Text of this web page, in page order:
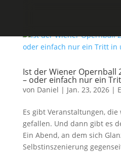
Ist der Wiener Opernball
– oder einfach nur ein
von Daniel | Jan. 23, 2026|
Es gibt Veranstaltungen,
gefallen. Und dann gibt es
Ein Abend, an dem sich
Selbstinszenierung